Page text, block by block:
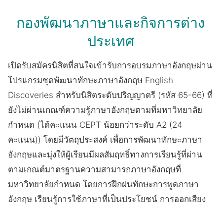
กองพัฒนาภาษาและกิจการต่าง
ประเทศ
เปิดรับสมัครนิสิตที่สนใจเข้ารับการอบรมภาษาอังกฤษผ่าน
โปรแกรมชุดพัฒนาทักษะภาษาอังกฤษ English
Discoveries สำหรับนิสิตระดับปริญญาตรี (รหัส 65-66) ที่
ยังไม่ผ่านเกณฑ์ความรู้ภาษาอังกฤษตามที่มหาวิทยาลัย
กำหนด (ได้คะแนน CEPT น้อยกว่าระดับ A2 (24
คะแนน)) โดยมีวัตถุประสงค์ เพื่อการพัฒนาทักษะภาษา
อังกฤษและมุ่งให้ผู้เรียนมีผลสัมฤทธิ์ทางการเรียนรู้ที่ผ่าน
ตามเกณต์มาตรฐานความสามารถภาษาอังกฤษที่
มหาวิทยาลัยกำหนด โดยการฝึกฝนทักษะการพูดภาษา
อังกฤษ เรียนรู้การใช้ภาษาที่เป็นประโยชน์ การออกเสียง